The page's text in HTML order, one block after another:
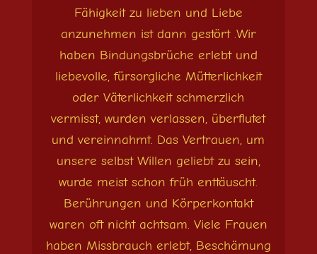
Fähigkeit zu lieben und Liebe
anzunehmen ist dann gestört .Wir
haben Bindungsbrüche erlebt und
liebevolle, fürsorgliche Mütterlichkeit
oder Väterlichkeit schmerzlich
vermisst, wurden verlassen, überflutet
und vereinnahmt. Das Vertrauen, um
unsere selbst Willen geliebt zu sein,
wurde meist schon früh enttäuscht.
Berührungen und Körperkontakt
waren oft nicht achtsam. Viele Frauen
haben Missbrauch erlebt, Beschämung